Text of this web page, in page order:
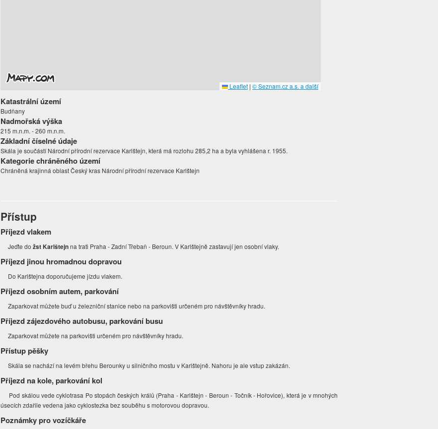
Leaflet | © Seznam.cz a.s. a další
Katastrální území
Budňany
Nadmořská výška
215 m.n.m. - 260 m.n.m.
Základní číselné údaje
Skála je součástí Národní přírodní rezervace Karlštejn, která má rozlohu 285,2 ha a byla vyhlášena r. 1955.
Kategorie chráněného území
Chráněná krajinná oblast Český kras Národní přírodní rezervace Karlštejn
Přístup
Příjezd vlakem
Jeďte dožst Karlštejnna trati Praha - Zadní Třebaň - Beroun. V Karlštejně zastavují jen osobní vlaky.
Příjezd jinou hromadnou dopravou
Do Karlštejna doporučujeme jízdu vlakem.
Příjezd osobním autem, parkování
Zaparkovat můžete buď u železniční stanice nebo na parkovišti určeném pro návštěvníky hradu.
Příjezd zájezdového autobusu, parkování busu
Zaparkovat můžete na parkovišti určeném pro návštěvníky hradu.
Přístup pěšky
Skála se nachází na levém břehu Berounky u silničního mostu v Karlštejně. Nahoru je ale vstup zakázán.
Příjezd na kole, parkování kol
Pod skálou vede cyklotrasa Po stopách českých králů (Praha - Karlštejn - Beroun - Točník - Hořovice), která je v mnohých
úsecích zdařile vedena jako cyklostezka bez souběhu s motorovou dopravou.
Poznámky pro vozíčkáře